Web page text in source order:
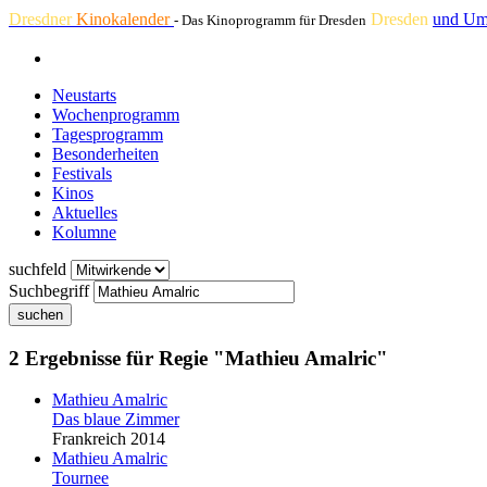
DresdnerKinokalender - Das Kinoprogramm für Dresden Dresden und
Neustarts
Wochenprogramm
Tagesprogramm
Besonderheiten
Festivals
Kinos
Aktuelles
Kolumne
suchfeld
Suchbegriff
suchen
2 Ergebnisse für Regie "Mathieu Amalric"
Mathieu Amalric
Das blaue Zimmer
Frankreich 2014
Mathieu Amalric
Tournee